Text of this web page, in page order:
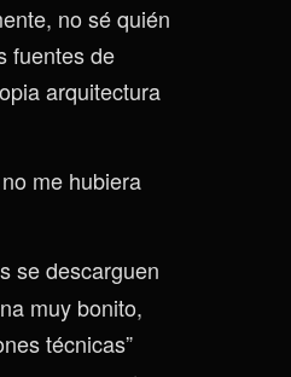
no sé quién
fuentes de
arquitectura
me hubiera
se descarguen
muy bonito,
técnicas”